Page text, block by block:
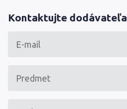
Kontaktujte dodávateľa